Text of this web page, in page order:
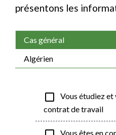
présentons les
Cas général
Algérien
check_box_outline_blank
Vous étudiez et
contrat de travail
Vous êtes en